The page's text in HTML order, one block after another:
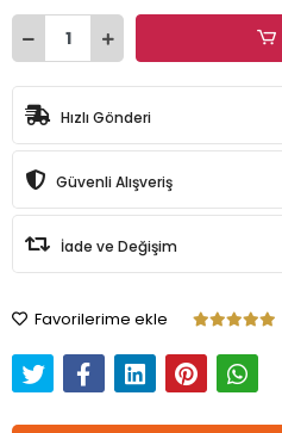
Hızlı Gönderi
Güvenli Alışveriş
İade ve Değişim
Favorilerime ekle